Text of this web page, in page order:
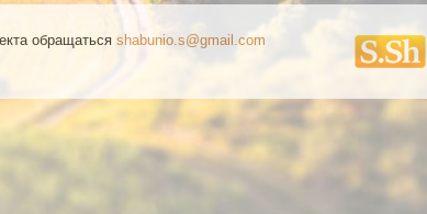
обращаться shabunio.s@gmail.com